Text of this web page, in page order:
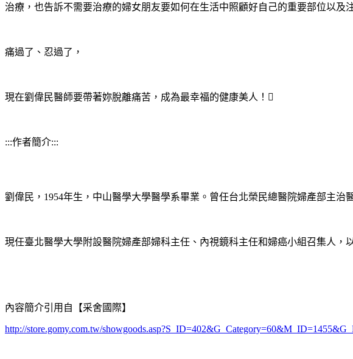
治療，也告訴不需要治療的婦女朋友要如何在生活中照顧好自己的重要部位以及
痛過了、忍過了，
現在劉偉民醫師要帶著妳脫離痛苦，成為最幸福的健康美人！
:::作者簡介:::
劉偉民， 1954年生，中山醫學大學醫學系畢業。曾任台北榮民總醫院婦產部主治
現任臺北醫學大學附設醫院婦產部婦科主任、內視鏡科主任和婦癌小組召集人
內容簡介引用自【采舍國際】
http://store.gomy.com.tw/